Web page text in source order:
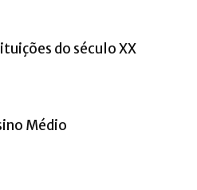
do século XX
Médio